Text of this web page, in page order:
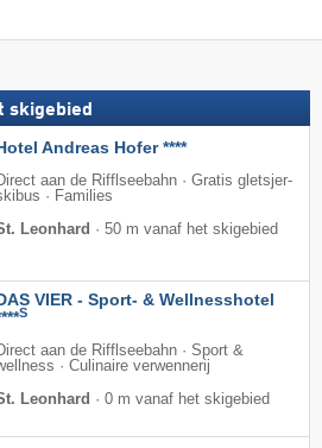
skigebied
Andreas Hofer ****
aan de Rifflseebahn · Gratis gletsjer-
· Families
Leonhard · 50 m vanaf het skigebied
VIER - Sport- & Wellnesshotel
S
aan de Rifflseebahn · Sport &
· Culinaire verwennerij
Leonhard · 0 m vanaf het skigebied